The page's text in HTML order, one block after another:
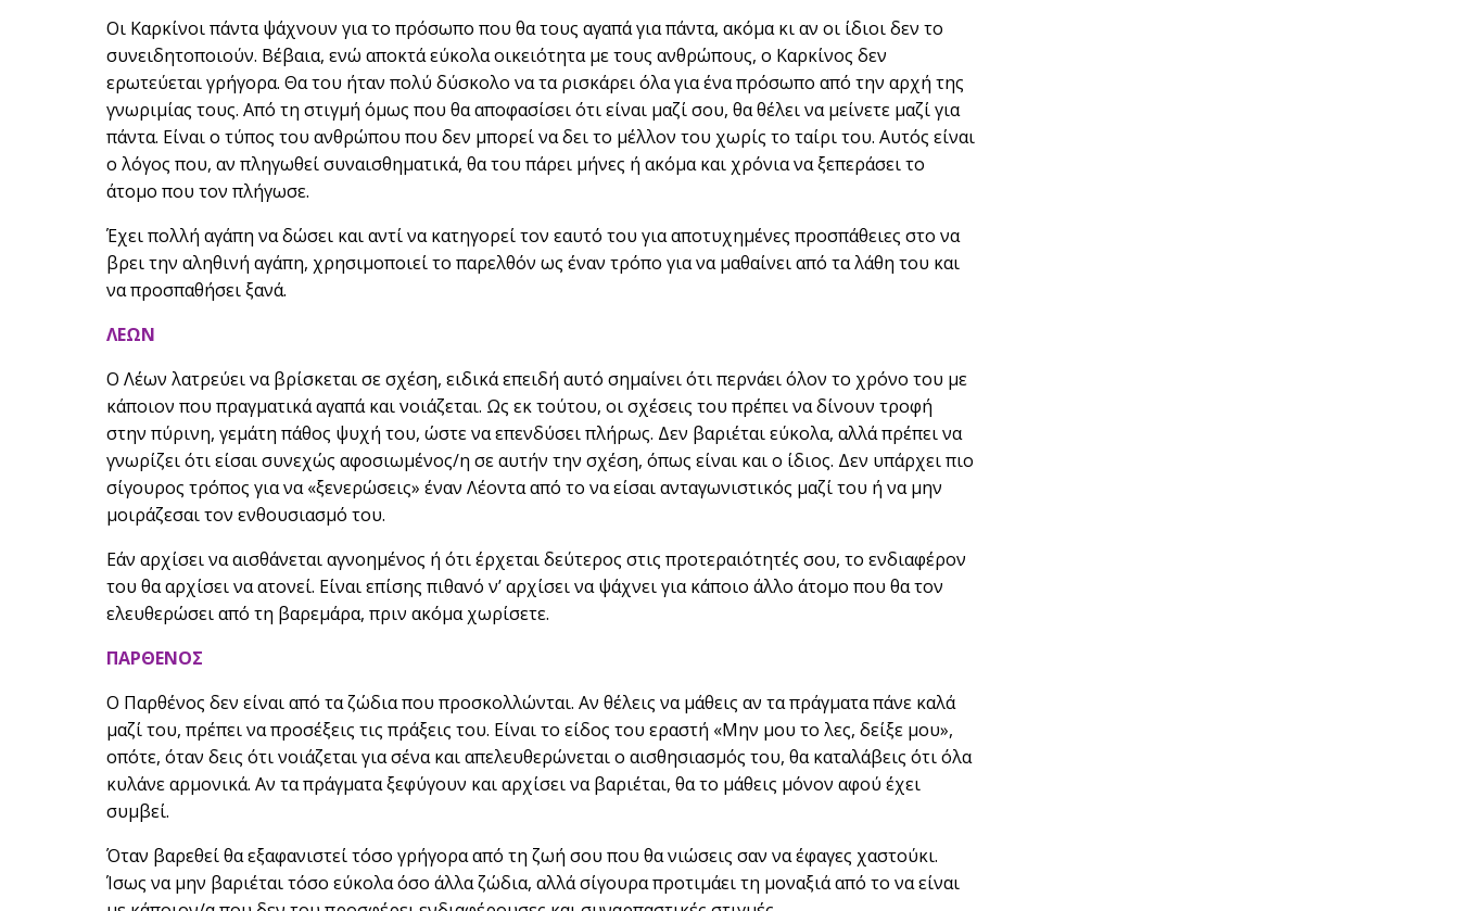
Οι Καρκίνοι πάντα ψάχνουν για το πρόσωπο που θα τους αγαπά για πάντα, ακόμα κι αν οι ίδιοι δεν το
συνειδητοποιούν. Βέβαια, ενώ αποκτά εύκολα οικειότητα με τους ανθρώπους, ο Καρκίνος δεν
ερωτεύεται γρήγορα. Θα του ήταν πολύ δύσκολο να τα ρισκάρει όλα για ένα πρόσωπο από την αρχή της
γνωριμίας τους. Από τη στιγμή όμως που θα αποφασίσει ότι είναι μαζί σου, θα θέλει να μείνετε μαζί για
πάντα. Είναι ο τύπος του ανθρώπου που δεν μπορεί να δει το μέλλον του χωρίς το ταίρι του. Αυτός είναι
ο λόγος που, αν πληγωθεί συναισθηματικά, θα του πάρει μήνες ή ακόμα και χρόνια να ξεπεράσει το
άτομο που τον πλήγωσε.
Έχει πολλή αγάπη να δώσει και αντί να κατηγορεί τον εαυτό του για αποτυχημένες προσπάθειες στο να
βρει την αληθινή αγάπη, χρησιμοποιεί το παρελθόν ως έναν τρόπο για να μαθαίνει από τα λάθη του και
να προσπαθήσει ξανά.
ΛΕΩΝ
Ο Λέων λατρεύει να βρίσκεται σε σχέση, ειδικά επειδή αυτό σημαίνει ότι περνάει όλον το χρόνο του με
κάποιον που πραγματικά αγαπά και νοιάζεται. Ως εκ τούτου, οι σχέσεις του πρέπει να δίνουν τροφή
στην πύρινη, γεμάτη πάθος ψυχή του, ώστε να επενδύσει πλήρως. Δεν βαριέται εύκολα, αλλά πρέπει να
γνωρίζει ότι είσαι συνεχώς αφοσιωμένος/η σε αυτήν την σχέση, όπως είναι και ο ίδιος. Δεν υπάρχει πιο
σίγουρος τρόπος για να «ξενερώσεις» έναν Λέοντα από το να είσαι ανταγωνιστικός μαζί του ή να μην
μοιράζεσαι τον ενθουσιασμό του.
Εάν αρχίσει να αισθάνεται αγνοημένος ή ότι έρχεται δεύτερος στις προτεραιότητές σου, το ενδιαφέρον
του θα αρχίσει να ατονεί. Είναι επίσης πιθανό ν’ αρχίσει να ψάχνει για κάποιο άλλο άτομο που θα τον
ελευθερώσει από τη βαρεμάρα, πριν ακόμα χωρίσετε.
ΠΑΡΘΕΝΟΣ
Ο Παρθένος δεν είναι από τα ζώδια που προσκολλώνται. Αν θέλεις να μάθεις αν τα πράγματα πάνε καλά
μαζί του, πρέπει να προσέξεις τις πράξεις του. Είναι το είδος του εραστή «Μην μου το λες, δείξε μου»,
οπότε, όταν δεις ότι νοιάζεται για σένα και απελευθερώνεται ο αισθησιασμός του, θα καταλάβεις ότι όλα
κυλάνε αρμονικά. Αν τα πράγματα ξεφύγουν και αρχίσει να βαριέται, θα το μάθεις μόνον αφού έχει
συμβεί.
Όταν βαρεθεί θα εξαφανιστεί τόσο γρήγορα από τη ζωή σου που θα νιώσεις σαν να έφαγες χαστούκι.
Ίσως να μην βαριέται τόσο εύκολα όσο άλλα ζώδια, αλλά σίγουρα προτιμάει τη μοναξιά από το να είναι